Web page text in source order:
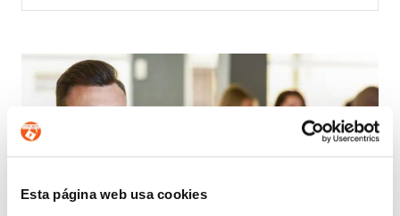
Esta página web usa cookies